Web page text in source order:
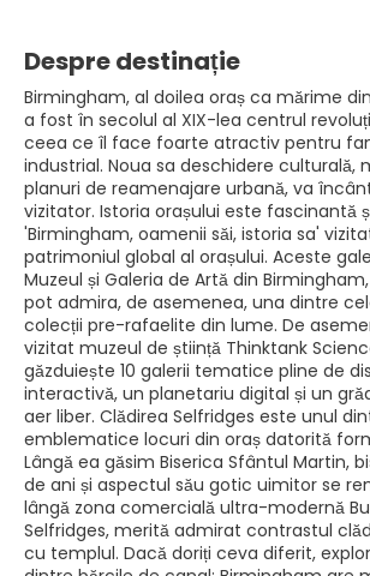
Despre destinație
Birmingham, al doilea oraș ca mărime
a fost în secolul al XIX-lea centrul
ceea ce îl face foarte atractiv pentru
industrial. Noua sa deschidere culturală,
planuri de reamenajare urbană, va
vizitator. Istoria orașului este fascinantă
'Birmingham, oamenii săi, istoria sa'
patrimoniul global al orașului. Aceste
Muzeul și Galeria de Artă din
pot admira, de asemenea, una dintre
colecții pre-rafaelite din lume. De
vizitat muzeul de știință Thinktank
găzduiește 10 galerii tematice pline de
interactivă, un planetariu digital și un
aer liber. Clădirea Selfridges este unul
emblematice locuri din oraș datorită
Lângă ea găsim Biserica Sfântul Martin,
de ani și aspectul său gotic uimitor se
lângă zona comercială ultra-modernă
Selfridges, merită admirat contrastul
cu templul. Dacă doriți ceva diferit,